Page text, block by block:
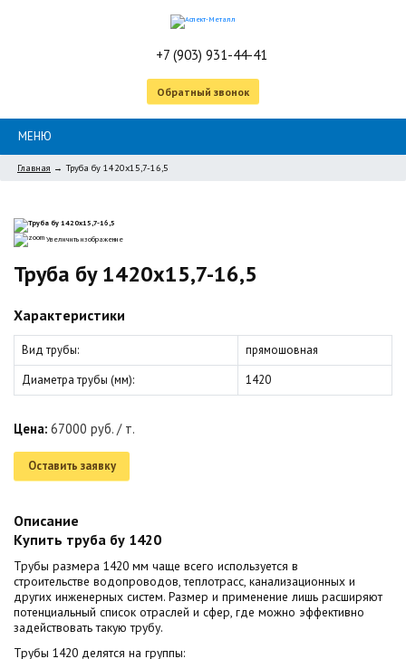
+7 (903) 931-44-41
Обратный звонок
МЕНЮ
Главная → Труба бу 1420х15,7-16,5
Увеличить изображение
Труба бу 1420х15,7-16,5
Характеристики
Вид трубы:
прямошовная
Диаметра трубы (мм): 1420
Цена: 67000 руб. / т.
Оставить заявку
Описание
Купить труба бу 1420
Трубы размера 1420 мм чаще всего используется в
строительстве водопроводов, теплотрасс, канализационных и
других инженерных систем. Размер и применение лишь расширяют
потенциальный список отраслей и сфер, где можно эффективно
задействовать такую трубу.
Трубы 1420 делятся на группы: